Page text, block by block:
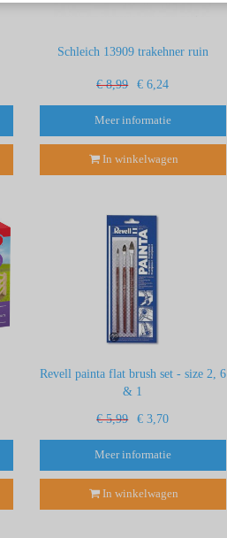
Schleich 13909 trakehner ruin
€ 8,99 € 6,24
Meer informatie
In winkelwagen
Revell painta flat brush set - size 2, 6
& 1
€ 5,99 € 3,70
Meer informatie
In winkelwagen